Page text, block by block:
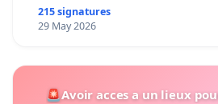
215 signatures
29 May 2026
🚨Avoir acces a un lieux